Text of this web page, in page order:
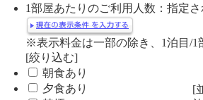
1部屋あたりのご利用人数：指定
※表示料金は一部の除き、1泊目/1
[絞り込む]
朝食あり
夕食あり
[